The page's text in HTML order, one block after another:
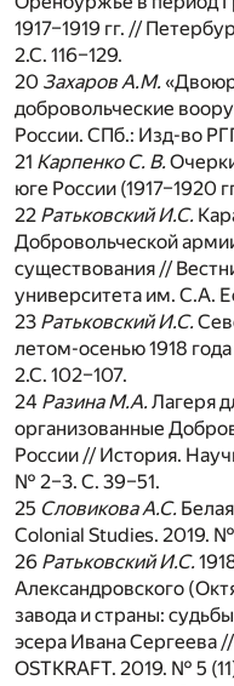
1917–1919 гг. //
2.С. 116–129.
20 Захаров А.М.
добровольческие
России. СПб.: Изд-во
21 Карпенко С. В.
юге России (1917–1920
22 Ратьковский И.С.
Добровольческой
существования //
университета им. С.А.
23 Ратьковский И.С.
летом-осенью 1918
2.С. 102–107.
24 Разина М.А. Лагеря
организованные
России // История.
№ 2–3. С. 39–51.
25 Словикова А.С.
Colonial Studies. 2019.
26 Ратьковский И.С.
Александровского
завода и страны:
эсера Ивана Сергеева
OSTKRAFT. 2019. № 5